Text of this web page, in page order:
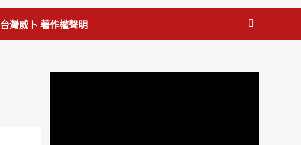
台灣威卜 著作權聲明